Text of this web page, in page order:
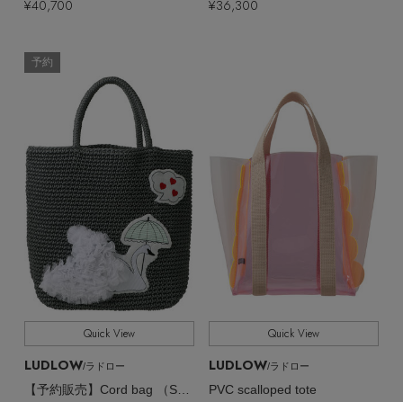
¥40,700 ¥36,300
予約
Quick View
LUDLOW/ラドロー
【予約販売】Cord bag （Swan）
Quick View
LUDLOW/ラドロー
PVC scalloped tote